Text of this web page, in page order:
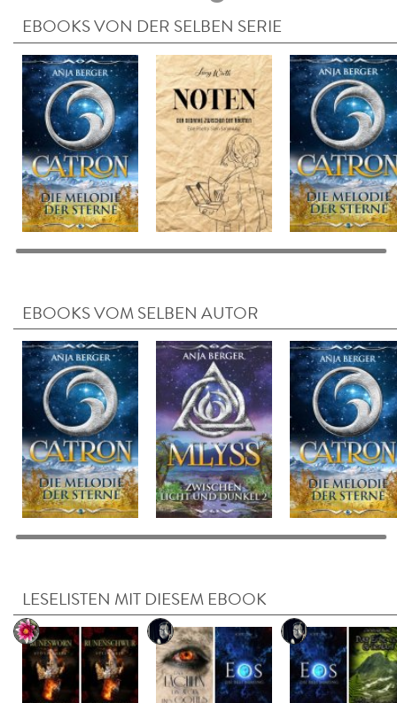
EBOOKS VON DER SELBEN SERIE
EBOOKS VOM SELBEN AUTOR
LESELISTEN MIT DIESEM EBOOK